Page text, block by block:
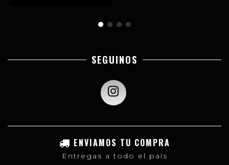
SEGUINOS
ENVIAMOS TU COMPRA
Entregas a todo el país